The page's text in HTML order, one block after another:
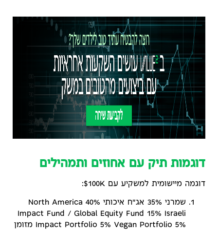
דוגמות תיק עם אחוזים ותמהילים
דוגמה מיישומית למשקיע עם 100K$:
שמרני 35% אג"ח איכותי 40% North America
Impact Fund / Global Equity Fund 15% Israeli
Impact Portfolio 5% Vegan Portfolio 5% מזומן